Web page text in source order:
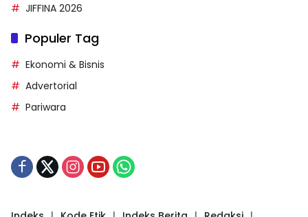
JIFFINA 2026
Populer Tag
Ekonomi & Bisnis
Advertorial
Pariwara